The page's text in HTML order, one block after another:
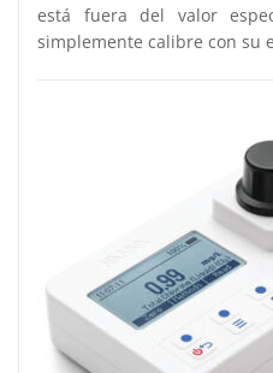
está fuera del valor
simplemente calibre con su